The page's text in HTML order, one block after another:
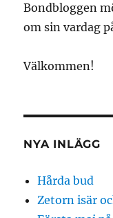
Bondbloggen
om sin vardag
Välkommen!
NYA INLÄGG
Hårda bud
Zetorn isär